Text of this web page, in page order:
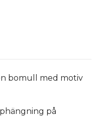
bomull med motiv
på